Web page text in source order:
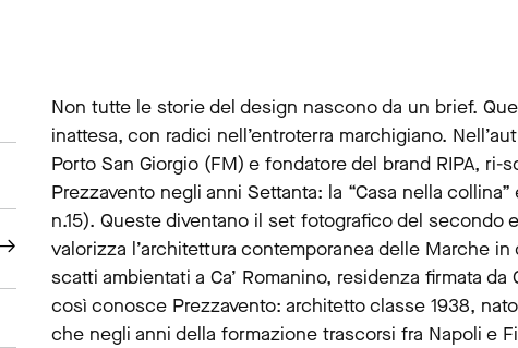
Non tutte le storie del design nascono da un brief.
inattesa, con radici nell’entroterra marchigiano.
Porto San Giorgio (FM) e fondatore del brand RIPA,
Prezzavento negli anni Settanta: la “Casa nella
n.15). Queste diventano il set fotografico del
valorizza l’architettura contemporanea delle Marche
scatti ambientati a Ca’ Romanino, residenza firmata
così conosce Prezzavento: architetto classe 1938,
che negli anni della formazione trascorsi fra Napoli e